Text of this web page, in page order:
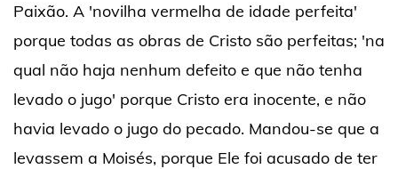
Paixão. A 'novilha vermelha de idade perfeita'
porque todas as obras de Cristo são perfeitas; 'na
qual não haja nenhum defeito e que não tenha
levado o jugo' porque Cristo era inocente, e não
havia levado o jugo do pecado. Mandou-se que a
levassem a Moisés, porque Ele foi acusado de ter